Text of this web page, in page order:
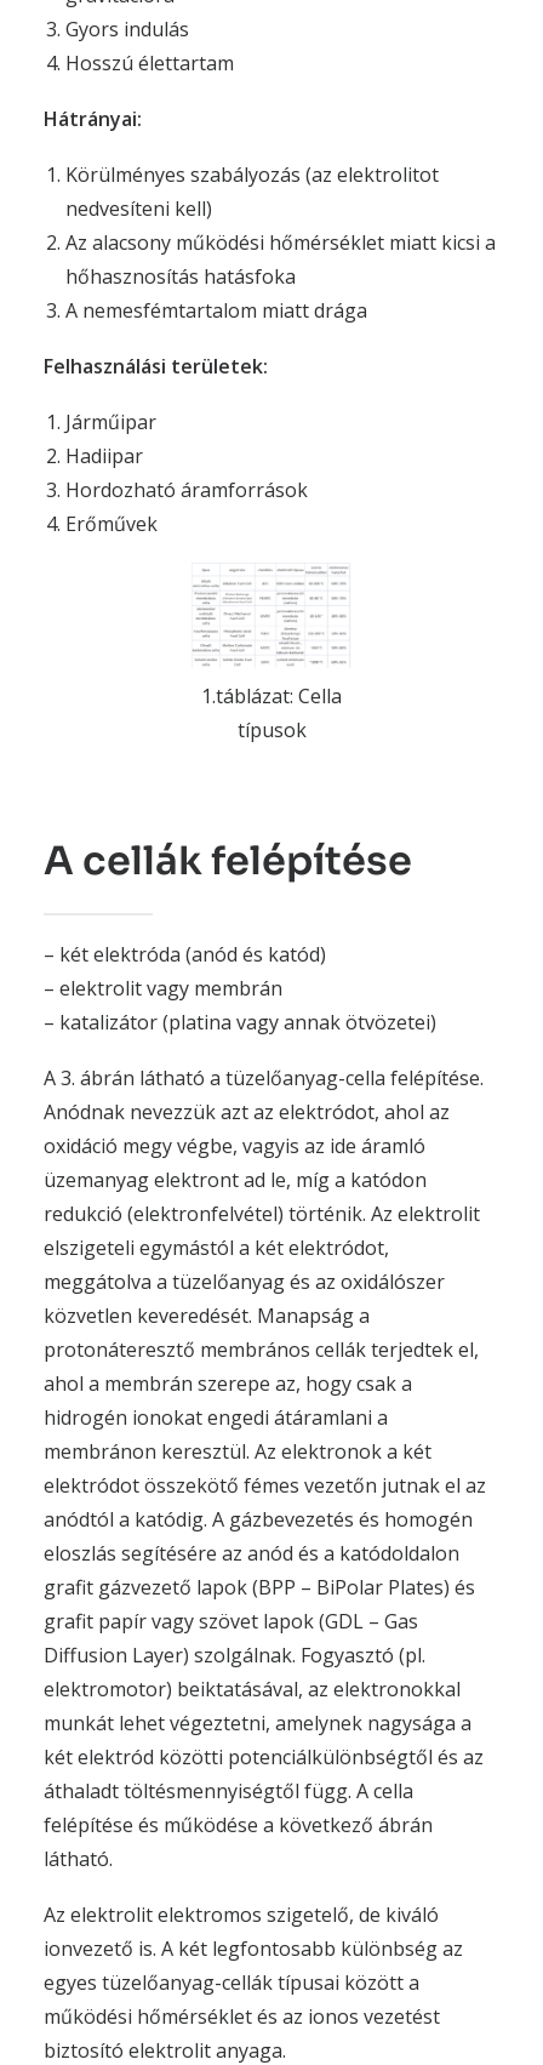
Gyors indulás
Hosszú élettartam
Hátrányai:
Körülményes szabályozás (az elektrolitot
nedvesíteni kell)
Az alacsony működési hőmérséklet miatt kicsi a
hőhasznosítás hatásfoka
A nemesfémtartalom miatt drága
Felhasználási területek:
Járműipar
Hadiipar
Hordozható áramforrások
Erőművek
1.táblázat: Cella
típusok
A cellák felépítése
– két elektróda (anód és katód)
– elektrolit vagy membrán
– katalizátor (platina vagy annak ötvözetei)
A 3. ábrán látható a tüzelőanyag-cella felépítése.
Anódnak nevezzük azt az elektródot, ahol az
oxidáció megy végbe, vagyis az ide áramló
üzemanyag elektront ad le, míg a katódon
redukció (elektronfelvétel) történik. Az elektrolit
elszigeteli egymástól a két elektródot,
meggátolva a tüzelőanyag és az oxidálószer
közvetlen keveredését. Manapság a
protonáteresztő membrános cellák terjedtek el,
ahol a membrán szerepe az, hogy csak a
hidrogén ionokat engedi átáramlani a
membránon keresztül. Az elektronok a két
elektródot összekötő fémes vezetőn jutnak el az
anódtól a katódig. A gázbevezetés és homogén
eloszlás segítésére az anód és a katódoldalon
grafit gázvezető lapok (BPP – BiPolar Plates) és
grafit papír vagy szövet lapok (GDL – Gas
Diffusion Layer) szolgálnak. Fogyasztó (pl.
elektromotor) beiktatásával, az elektronokkal
munkát lehet végeztetni, amelynek nagysága a
két elektród közötti potenciálkülönbségtől és az
áthaladt töltésmennyiségtől függ. A cella
felépítése és működése a következő ábrán
látható.
Az elektrolit elektromos szigetelő, de kiváló
ionvezető is. A két legfontosabb különbség az
egyes tüzelőanyag-cellák típusai között a
működési hőmérséklet és az ionos vezetést
biztosító elektrolit anyaga.